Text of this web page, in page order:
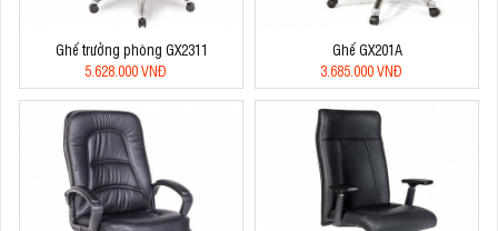
Ghế trưởng phòng GX2311
5.628.000 VNĐ
Ghế GX201A
3.685.000 VNĐ